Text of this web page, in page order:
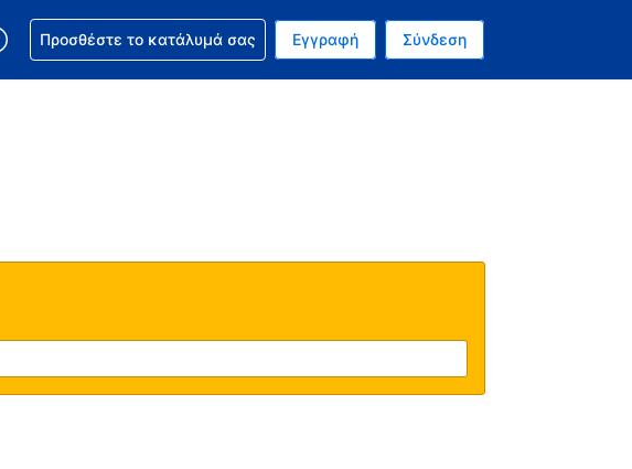
σας. Το τωρινό σας νόμισμα είναι Δολάριο Η.Π.Α.
τη γλώσσα σας. Η τωρινή σας γλώσσα είναι τα Ελληνικά
Βοήθεια για την κράτησή σας
Προσθέστε το κατάλυμά σας Εγγραφή Σύνδεση